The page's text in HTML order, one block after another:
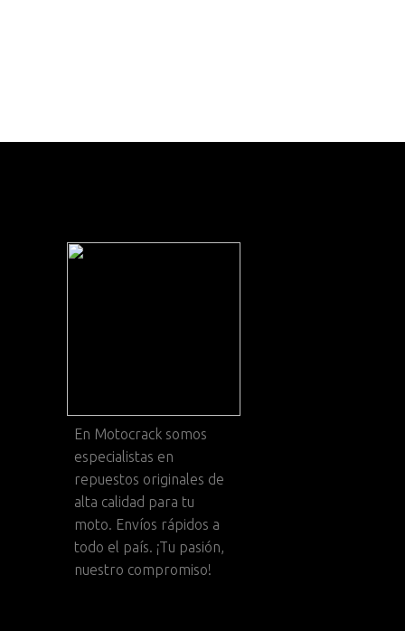
En Motocrack somos
especialistas en
repuestos originales de
alta calidad para tu
moto. Envíos rápidos a
todo el país. ¡Tu pasión,
nuestro compromiso!